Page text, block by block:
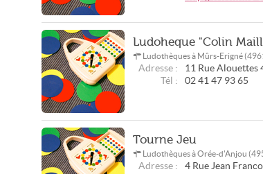
Ludoheque "Colin
Ludothèques à Mûrs-Erigné
Adresse : 11 Rue Alouettes
Tél :
02 41 47 93 65
Tourne Jeu
Ludothèques à Orée-d'Anjou
Adresse : 4 Rue Jean